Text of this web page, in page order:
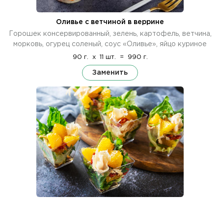
Оливье с ветчиной в веррине
Горошек консервированный, зелень, картофель, ветчина,
морковь, огурец соленый, соус «Оливье», яйцо куриное
90 г. x 11 шт. = 990 г.
Заменить